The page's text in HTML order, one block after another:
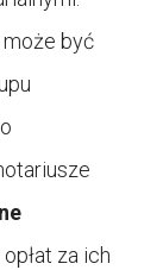
być
za ich